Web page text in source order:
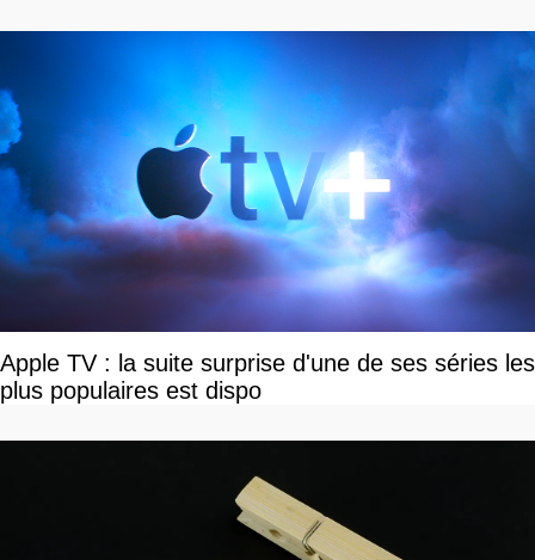
Apple TV : la suite surprise d'une de ses séries les
plus populaires est dispo